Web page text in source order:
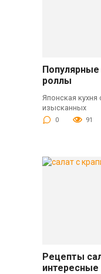
роллы
Японская
изысканных
0 91
Рецепты
интересные